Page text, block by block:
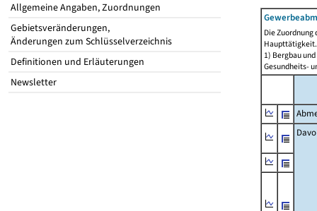
Allgemeine Angaben, Zuordnungen
Gebietsveränderungen,
Änderungen zum Schlüsselverzeichnis
Definitionen und Erläuterungen
Newsletter
Die
Haupttätigkeit.
1) Bergbau
Gesundheits-